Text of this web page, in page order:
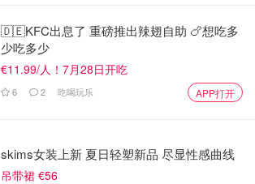
🇩🇪KFC出息了 重磅推出辣翅自助 🍗想吃多
少吃多少
€11.99/人！7月28日开吃
6 2 吃喝玩乐 APP打开
skims女装上新 夏日轻塑新品 尽显性感曲线
吊带裙 €56